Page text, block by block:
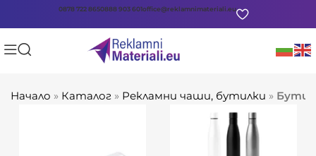
0878 722 8650888 903 601office@reklamnimateriali.eu
Начало » Каталог » Рекламни чаши, бутилки »